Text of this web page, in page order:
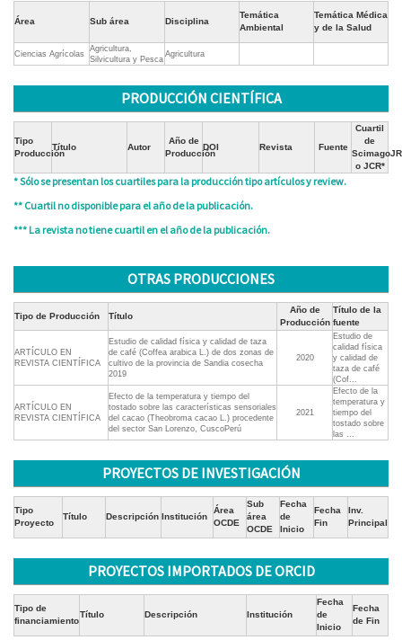
Área Sub área Disciplina
Temática
Ambiental
Temática Médica
y de la Salud
Ciencias Agrícolas
Agricultura,
Silvicultura y Pesca
Agricultura
PRODUCCIÓN CIENTÍFICA
Tipo
Producción
Título Autor
Año de
Producción
DOI Revista Fuente
Cuartil
de
ScimagoJR
o JCR*
* Sólo se presentan los cuartiles para la producción tipo artículos y review.
** Cuartil no disponible para el año de la publicación.
*** La revista no tiene cuartil en el año de la publicación.
OTRAS PRODUCCIONES
Tipo de Producción Título
Año de
Producción
Título de la
fuente
ARTÍCULO EN
REVISTA CIENTÍFICA
Estudio de calidad física y calidad de taza
de café (Coffea arabica L.) de dos zonas de
cultivo de la provincia de Sandia cosecha
2019
2020
Estudio de
calidad física
y calidad de
taza de café
(Cof...
ARTÍCULO EN
REVISTA CIENTÍFICA
Efecto de la temperatura y tiempo del
tostado sobre las características sensoriales
del cacao (Theobroma cacao L.) procedente
del sector San Lorenzo, CuscoPerú
2021
Efecto de la
temperatura y
tiempo del
tostado sobre
las ...
PROYECTOS DE INVESTIGACIÓN
Tipo
Proyecto
Título Descripción Institución
Área
OCDE
Sub
área
OCDE
Fecha
de
Inicio
Fecha
Fin
Inv.
Principal
PROYECTOS IMPORTADOS DE ORCID
Tipo de
financiamiento
Título Descripción Institución
Fecha
de
Inicio
Fecha
de Fin